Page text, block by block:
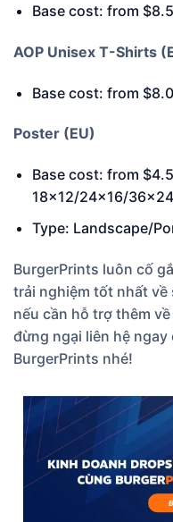
Base cost: from
AOP Unisex T-Shirts
Base cost: from
Poster (EU)
Base cost: from
18×12/24×16/
Type: Landscape/
BurgerPrints luôn cố
trải nghiệm tốt nhất về
nếu cần hỗ trợ thêm
đừng ngại liên hệ
BurgerPrints nhé!